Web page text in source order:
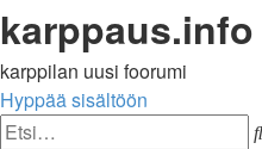
karppaus.info
karppilan uusi foorumi
Hyppää sisältöön